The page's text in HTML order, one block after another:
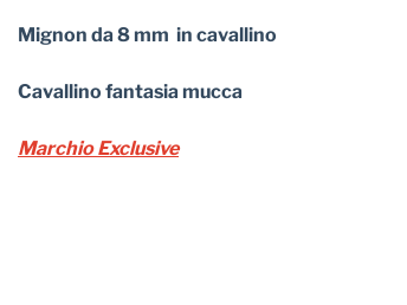
Mignon da 8 mm in cavallino
Cavallino fantasia mucca
Marchio Exclusive